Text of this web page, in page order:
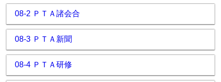
08-2 ＰＴＡ諸会合
08-3 ＰＴＡ新聞
08-4 ＰＴＡ研修